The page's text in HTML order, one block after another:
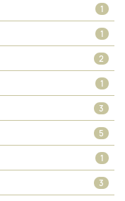
1
1
2
1
3
5
1
3